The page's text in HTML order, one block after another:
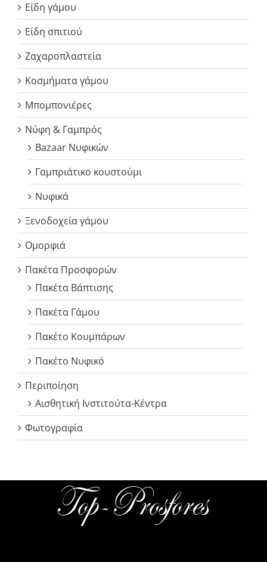
Είδη γάμου
Είδη σπιτιού
Ζαχαροπλαστεία
Κοσμήματα γάμου
Μπομπονιέρες
Νύφη & Γαμπρός
Bazaar Νυφικών
Γαμπριάτικο κουστούμι
Νυφικά
Ξενοδοχεία γάμου
Ομορφιά
Πακέτα Προσφορών
Πακέτα Βάπτισης
Πακέτα Γάμου
Πακέτο Κουμπάρων
Πακέτο Νυφικό
Περιποίηση
Αισθητική Ινστιτούτα-Κέντρα
Φωτογραφία